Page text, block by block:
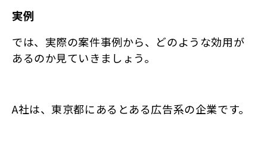
実例
では、実際の案件事例から、どのような効用が
あるのか見ていきましょう。
A社は、東京都にあるとある広告系の企業です。